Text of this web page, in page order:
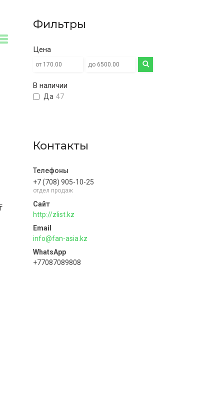
Фильтры
Цена
В наличии
Да 47
Контакты
+7 (708) 905-10-25
отдел продаж
http://zlist.kz
info@fan-asia.kz
+77087089808